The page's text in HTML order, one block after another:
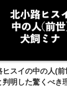
ヒスイの中の人(
判明した驚くべき